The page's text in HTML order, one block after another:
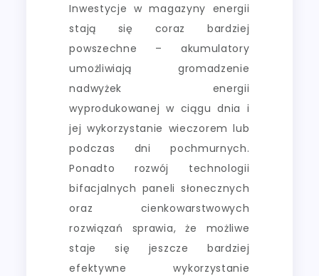
Inwestycje w magazyny energii
stają się coraz bardziej
powszechne – akumulatory
umożliwiają gromadzenie
nadwyżek energii
wyprodukowanej w ciągu dnia i
jej wykorzystanie wieczorem lub
podczas dni pochmurnych.
Ponadto rozwój technologii
bifacjalnych paneli słonecznych
oraz cienkowarstwowych
rozwiązań sprawia, że możliwe
staje się jeszcze bardziej
efektywne wykorzystanie